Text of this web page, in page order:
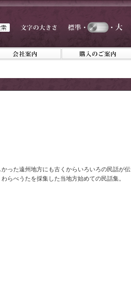
った遠州地方にも古くからいろいろの民話が伝
らべうたを採集した当地方始めての民話集。